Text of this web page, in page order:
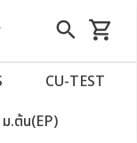
close
search
Skip
to
shopping_cart
รถเข็น
CU‑TEST
ม.ต้น(EP)